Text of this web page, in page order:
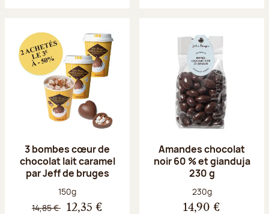
3 bombes cœur de
chocolat lait caramel
par Jeff de bruges
Poids net :
150g
14,85 € 12,35 €
Amandes chocolat
noir 60 % et gianduja
230 g
Poids net :
230g
14,90 €